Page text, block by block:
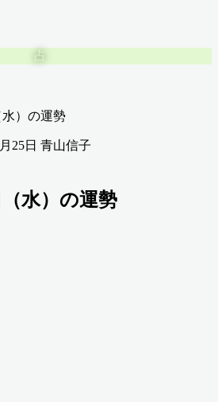
占
水）の運勢
25日 青山信子
（水）の運勢